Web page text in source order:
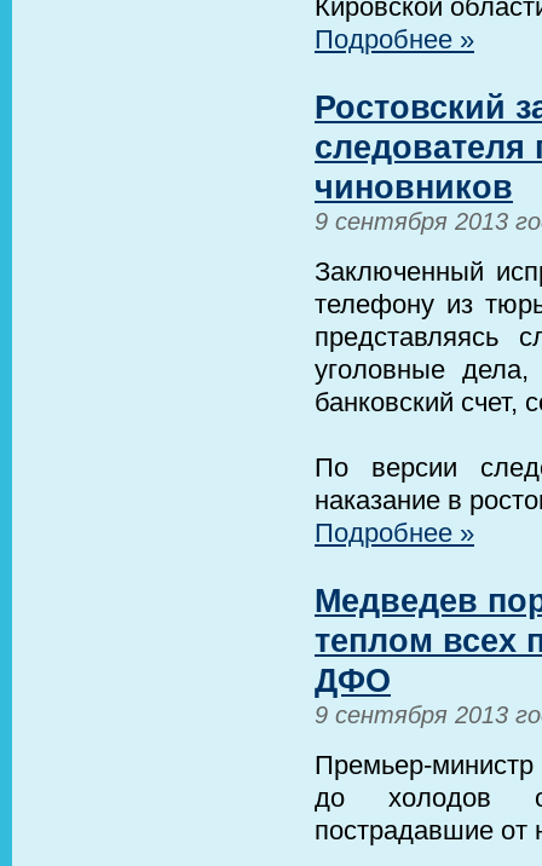
Кировской
Подробнее »
Ростовский
чиновников
9 сентября 2013
Заключенный
телефону из
представляясь
уголовные
банковский счет,
По версии
наказание в
Подробнее »
Медведев
теплом всех
ДФО
9 сентября 2013
Премьер-
до холодов
пострадавшие от